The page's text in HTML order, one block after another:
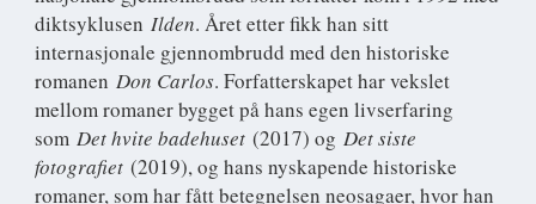
diktsyklusen Ilden. Året etter fikk han sitt
internasjonale gjennombrudd med den historiske
romanen Don Carlos. Forfatterskapet har vekslet
mellom romaner bygget på hans egen livserfaring
som Det hvite badehuset (2017) og Det siste
fotografiet (2019), og hans nyskapende historiske
romaner, som har fått betegnelsen neosagaer, hvor han